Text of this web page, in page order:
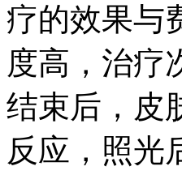
疗的效果与
度高，治疗
结束后，皮
反应，照光